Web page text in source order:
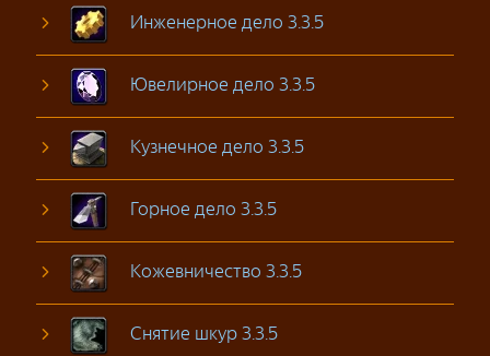
Инженерное дело 3.3.5
Ювелирное дело 3.3.5
Кузнечное дело 3.3.5
Горное дело 3.3.5
Кожевничество 3.3.5
Снятие шкур 3.3.5